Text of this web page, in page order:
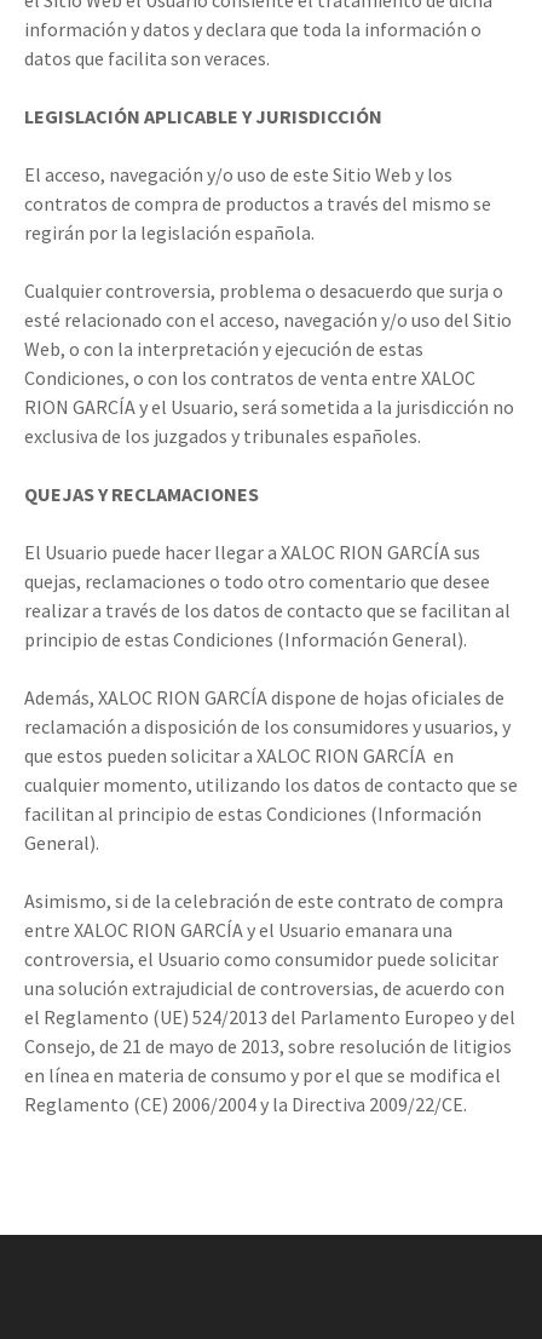
información y datos y declara que toda la información o
datos que facilita son veraces.
LEGISLACIÓN APLICABLE Y JURISDICCIÓN
El acceso, navegación y/o uso de este Sitio Web y los
contratos de compra de productos a través del mismo se
regirán por la legislación española.
Cualquier controversia, problema o desacuerdo que surja o
esté relacionado con el acceso, navegación y/o uso del Sitio
Web, o con la interpretación y ejecución de estas
Condiciones, o con los contratos de venta entre XALOC
RION GARCÍA y el Usuario, será sometida a la jurisdicción no
exclusiva de los juzgados y tribunales españoles.
QUEJAS Y RECLAMACIONES
El Usuario puede hacer llegar a XALOC RION GARCÍA sus
quejas, reclamaciones o todo otro comentario que desee
realizar a través de los datos de contacto que se facilitan al
principio de estas Condiciones (Información General).
Además, XALOC RION GARCÍA dispone de hojas oficiales de
reclamación a disposición de los consumidores y usuarios, y
que estos pueden solicitar a XALOC RION GARCÍA en
cualquier momento, utilizando los datos de contacto que se
facilitan al principio de estas Condiciones (Información
General).
Asimismo, si de la celebración de este contrato de compra
entre XALOC RION GARCÍA y el Usuario emanara una
controversia, el Usuario como consumidor puede solicitar
una solución extrajudicial de controversias, de acuerdo con
el Reglamento (UE) 524/2013 del Parlamento Europeo y del
Consejo, de 21 de mayo de 2013, sobre resolución de litigios
en línea en materia de consumo y por el que se modifica el
Reglamento (CE) 2006/2004 y la Directiva 2009/22/CE.